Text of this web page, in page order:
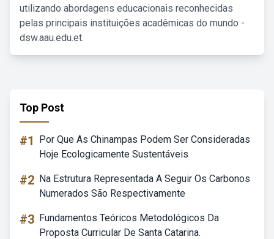
utilizando abordagens educacionais reconhecidas
pelas principais instituições acadêmicas do mundo -
dsw.aau.edu.et.
Top Post
#1
Por Que As Chinampas Podem Ser Consideradas
Hoje Ecologicamente Sustentáveis
#2 Na Estrutura Representada A Seguir Os Carbonos
Numerados São Respectivamente
#3 Fundamentos Teóricos Metodológicos Da
Proposta Curricular De Santa Catarina.